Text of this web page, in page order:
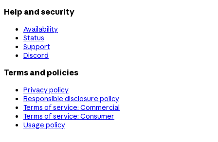
Help and security
Availability
Status
Support
Discord
Terms and policies
Privacy policy
Responsible disclosure policy
Terms of service: Commercial
Terms of service: Consumer
Usage policy